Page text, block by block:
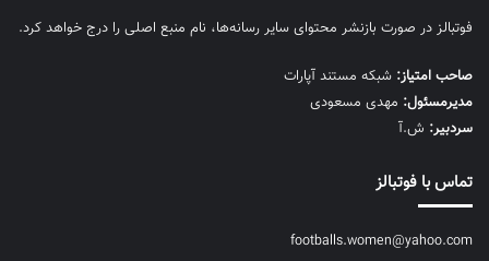
فوتبالز در صورت بازنشر محتوای سایر رسانه‌ها، نام منبع اصلی را درج خواهد کرد.
صاحب امتیاز: شبکه مستند آپارات
مديرمسئول: مهدی مسعودی
سردبیر: ش.آ
تماس با فوتبالز
footballs.women@yahoo.com